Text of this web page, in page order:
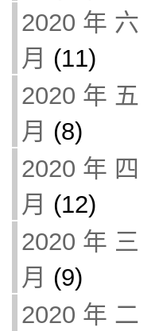
2020 年 六
月 (11)
2020 年 五
月 (8)
2020 年 四
月 (12)
2020 年 三
月 (9)
2020 年 二